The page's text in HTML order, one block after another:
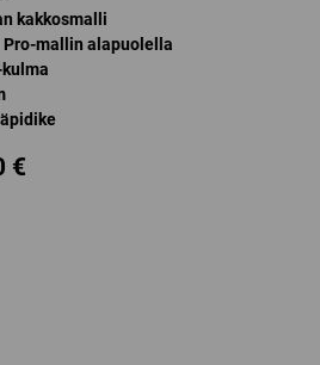
kakkosmalli
mallin alapuolella
€